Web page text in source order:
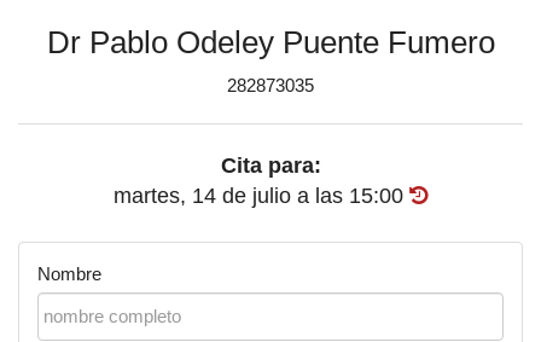
Dr Pablo Odeley Puente Fumero
282873035
Cita para:
martes, 14 de julio a las 15:00
Nombre